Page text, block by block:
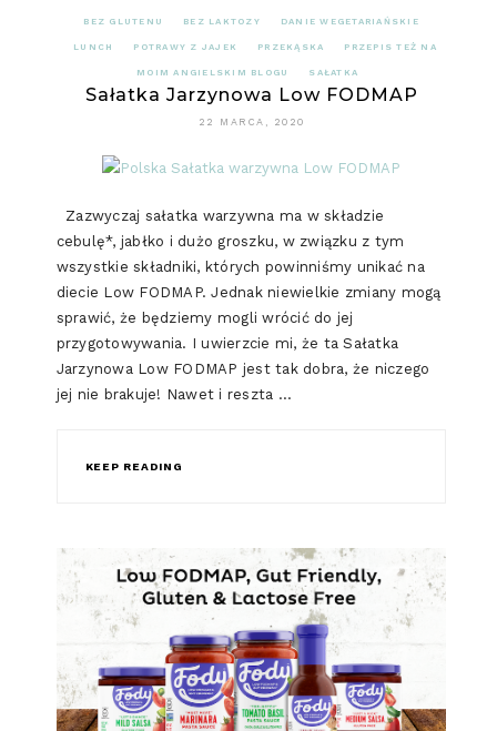
BEZ GLUTENU BEZ LAKTOZY DANIE WEGETARIAŃSKIE
LUNCH POTRAWY Z JAJEK PRZEKĄSKA PRZEPIS TEŻ NA
MOIM ANGIELSKIM BLOGU SAŁATKA
Sałatka Jarzynowa Low FODMAP
22 MARCA, 2020
Zazwyczaj sałatka warzywna ma w składzie
cebulę*, jabłko i dużo groszku, w związku z tym
wszystkie składniki, których powinniśmy unikać na
diecie Low FODMAP. Jednak niewielkie zmiany mogą
sprawić, że będziemy mogli wrócić do jej
przygotowywania. I uwierzcie mi, że ta Sałatka
Jarzynowa Low FODMAP jest tak dobra, że niczego
jej nie brakuje! Nawet i reszta …
KEEP READING